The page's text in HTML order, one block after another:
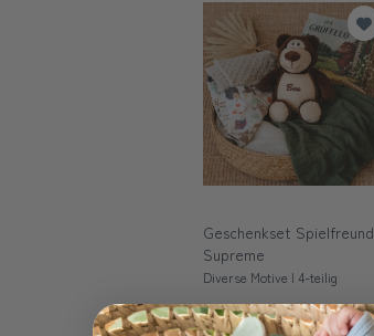
Geschenkset Spielfreund
Supreme
Diverse Motive | 4-teilig
CHF 119.90